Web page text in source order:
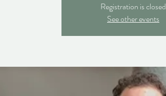
Registration is closed
See other events